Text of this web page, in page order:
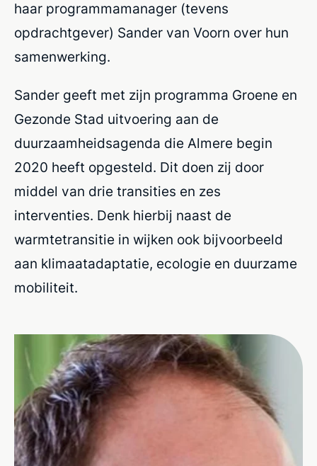
haar programmamanager (tevens
opdrachtgever) Sander van Voorn over hun
samenwerking.
Sander geeft met zijn programma Groene en
Gezonde Stad uitvoering aan de
duurzaamheidsagenda die Almere begin
2020 heeft opgesteld. Dit doen zij door
middel van drie transities en zes
interventies. Denk hierbij naast de
warmtetransitie in wijken ook bijvoorbeeld
aan klimaatadaptatie, ecologie en duurzame
mobiliteit.